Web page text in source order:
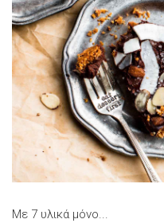
Με 7 υλικά μόνο...